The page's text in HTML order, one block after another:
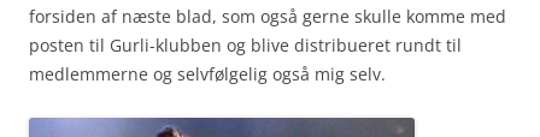
forsiden af næste blad, som også gerne skulle komme med
posten til Gurli-klubben og blive distribueret rundt til
medlemmerne og selvfølgelig også mig selv.